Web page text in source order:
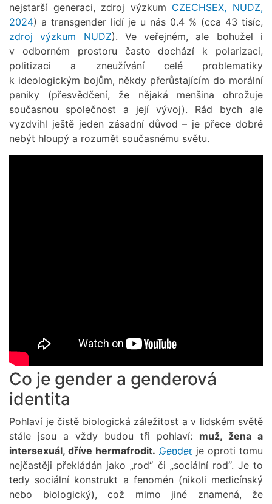
nejstarší generaci, zdroj výzkum CZECHSEX, NUDZ,
2024) a transgender lidí je u nás 0.4 % (cca 43 tisíc,
zdroj výzkum NUDZ). Ve veřejném, ale bohužel i
v odborném prostoru často dochází k polarizaci,
politizaci a zneužívání celé problematiky
k ideologickým bojům, někdy přerůstajícím do morální
paniky (přesvědčení, že nějaká menšina ohrožuje
současnou společnost a její vývoj). Rád bych ale
vyzdvihl ještě jeden zásadní důvod – je přece dobré
nebýt hloupý a rozumět současnému světu.
Co je gender a genderová
identita
Pohlaví je čistě biologická záležitost a v lidském světě
stále jsou a vždy budou tři pohlaví: muž, žena a
intersexuál, dříve hermafrodit. Gender je oproti tomu
nejčastěji překládán jako „rod“ či „sociální rod“. Je to
tedy sociální konstrukt a fenomén (nikoli medicínský
nebo biologický), což mimo jiné znamená, že